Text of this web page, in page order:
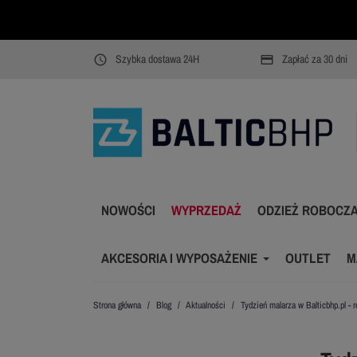
access_time Szybka dostawa 24H payment Zapłać za 30 dni
NOWOŚCI WYPRZEDAŻ ODZIEŻ
AKCESORIA I WYPOSAŻENIE OUTLET
Strona główna Blog Aktualności Tydzień malarza w Balticbhp.pl -